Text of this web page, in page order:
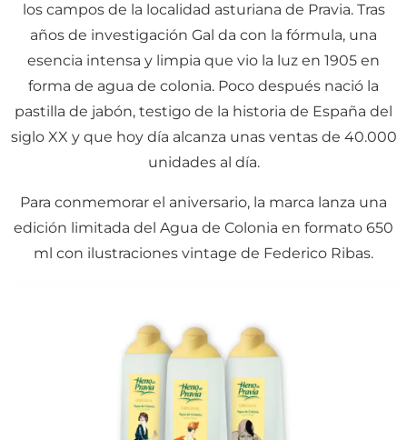
los campos de la localidad asturiana de Pravia. Tras
años de investigación Gal da con la fórmula, una
esencia intensa y limpia que vio la luz en 1905 en
forma de agua de colonia. Poco después nació la
pastilla de jabón, testigo de la historia de España del
siglo XX y que hoy día alcanza unas ventas de 40.000
unidades al día.
Para conmemorar el aniversario, la marca lanza una
edición limitada del Agua de Colonia en formato 650
ml con ilustraciones vintage de Federico Ribas.